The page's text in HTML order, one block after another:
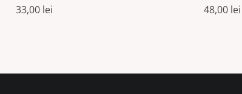
33,00 lei 48,00 lei